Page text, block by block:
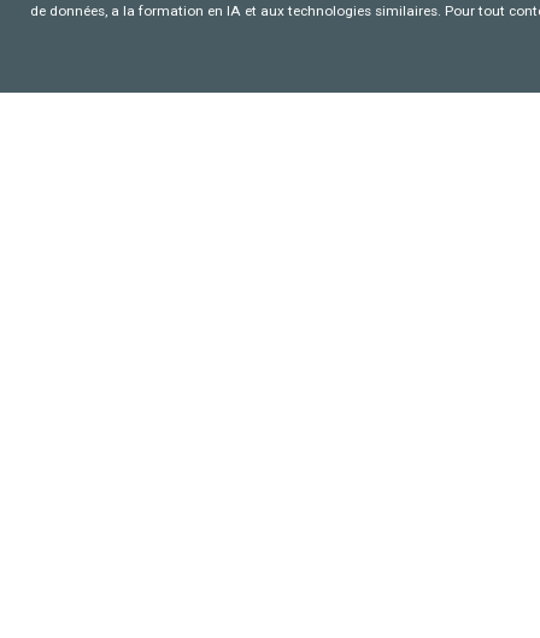
de données, a la formation en IA et aux technologies similaires. Pour tout